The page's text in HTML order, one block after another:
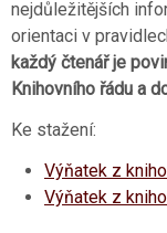
nejdůležitějších
orientaci v
každý čtenář je
Knihovního řádu a
Ke stažení:
Výňatek z
Výňatek z